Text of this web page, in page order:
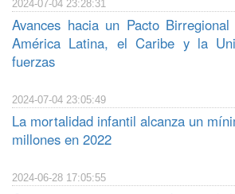
2024-07-04 23:28:31
Avances hacia un Pacto
América Latina, el Caribe y la
fuerzas
2024-07-04 23:05:49
La mortalidad infantil alcanza un
millones en 2022
2024-06-28 17:05:55